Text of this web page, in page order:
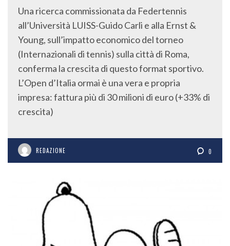
Una ricerca commissionata da Federtennis
all’Università LUISS-Guido Carli e alla Ernst &
Young, sull’impatto economico del torneo
(Internazionali di tennis) sulla città di Roma,
conferma la crescita di questo format sportivo.
L’Open d’Italia ormai è una vera e propria
impresa: fattura più di 30 milioni di euro (+33% di
crescita)
REDAZIONE 0